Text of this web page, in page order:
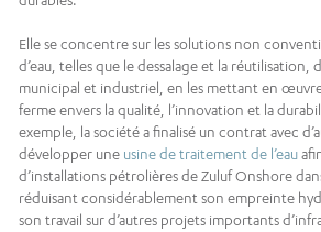
Elle se concentre sur les solutions non
d’eau, telles que le dessalage et la réutilisation,
municipal et industriel, en les mettant en
ferme envers la qualité, l’innovation et la
exemple, la société a finalisé un contrat avec
développer une usine de traitement de l’eau
d’installations pétrolières de Zuluf Onshore
réduisant considérablement son empreinte
son travail sur d’autres projets importants